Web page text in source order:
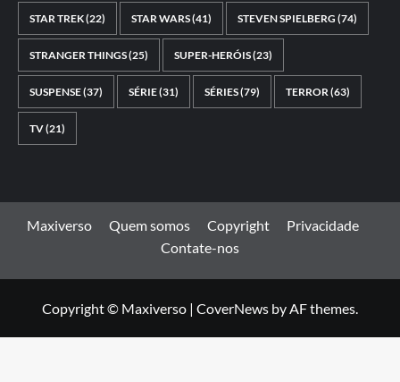
STAR TREK(22) STAR WARS(41) STEVEN SPIELBERG (74)
STRANGER THINGS(25) SUPER-HERÓIS(23)
SUSPENSE(37) SÉRIE(31) SÉRIES(79) TERROR(63)
TV(21)
Maxiverso Quem somos Copyright
Privacidade
Contate-nos
Copyright © Maxiverso | CoverNews by AF themes.